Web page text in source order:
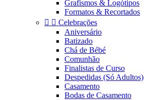
Grafismos & Logótipos
Formatos & Recortados
  Celebrações
Aniversário
Batizado
Chá de Bébé
Comunhão
Finalistas de Curso
Despedidas (Só Adultos)
Casamento
Bodas de Casamento